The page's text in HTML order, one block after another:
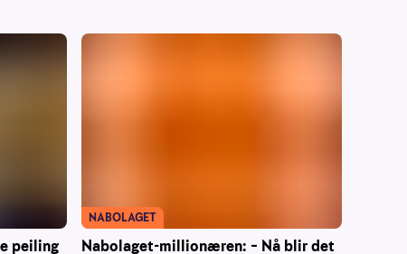
peiling
Nabolaget-millionæren: – Nå blir det
NABOLAGET